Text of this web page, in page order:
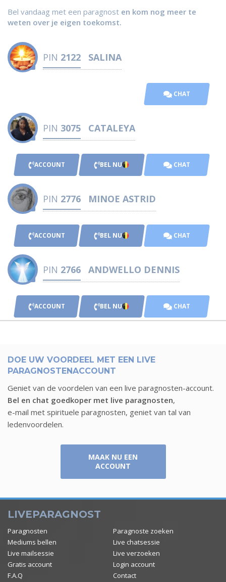
Bel vandaag met een paragnost en kom nog meer te
weten over je eigen toekomst.
PIN 2122 SALINA
CHAT
PIN 3075 CATALEYA
ACCOUNT BEL NU CHAT
PIN 2776 MINOE ASTRID
ACCOUNT BEL NU CHAT
PIN 2766 ANDWELLO DENNIS
ACCOUNT BEL NU CHAT
DOE UW VOORDEEL MET EEN LIVE
PARAGNOSTENACCOUNT
Geniet van de voordelen van een live paragnosten-account.
Bel en chat goedkoper met live paragnosten,
e-mail met spirituele paragnosten, geniet van tal van
ledenvoordelen.
MAAK NU EEN
ACCOUNT
LIVEPARAGNOST
Paragnosten
Paragnoste zoeken
Mediums bellen
Live chatsessie
Live mailsessie
Live verzoeken
Gratis account
Login account
F.A.Q
Contact